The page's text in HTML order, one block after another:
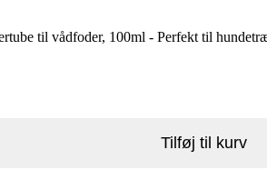
til vådfoder, 100ml - Perfekt til
Tilføj til kurv